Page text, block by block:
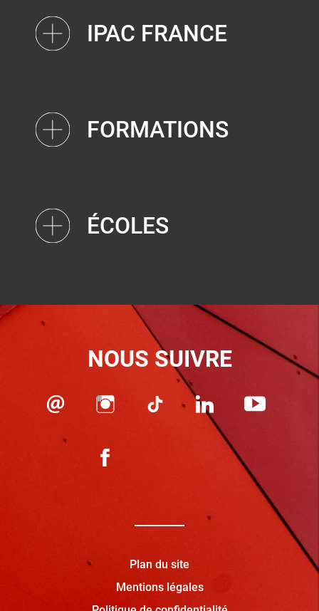
IPAC FRANCE
FORMATIONS
ÉCOLES
NOUS SUIVRE
Plan du site
Mentions légales